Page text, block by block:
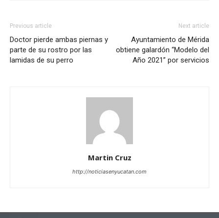
Previous article
Doctor pierde ambas piernas y
parte de su rostro por las
lamidas de su perro
Next article
Ayuntamiento de Mérida
obtiene galardón “Modelo del
Año 2021” por servicios
Martin Cruz
http://noticiasenyucatan.com